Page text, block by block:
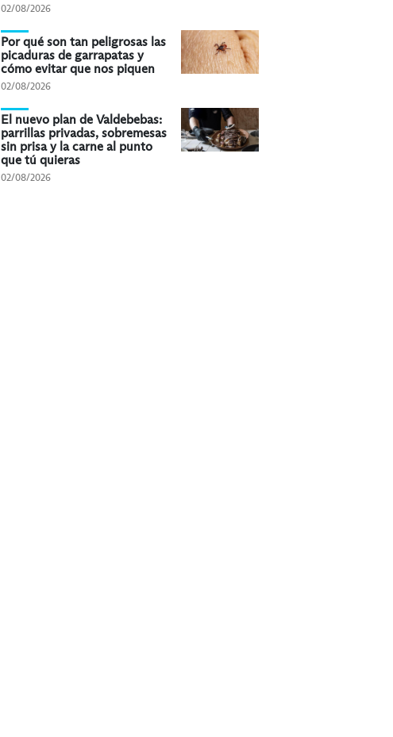
02/08/2026
Por qué son tan peligrosas las
picaduras de garrapatas y
cómo evitar que nos piquen
02/08/2026
El nuevo plan de Valdebebas:
parrillas privadas, sobremesas
sin prisa y la carne al punto
que tú quieras
02/08/2026